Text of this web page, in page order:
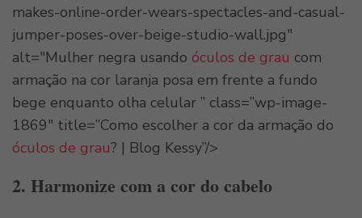
makes-online-order-wears-spectacles-and-casual-
jumper-poses-over-beige-studio-wall.jpg"
alt="Mulher negra usando óculos de grau com
armação na cor laranja posa em frente a fundo
bege enquanto olha celular ” class=”wp-image-
1869″ title=”Como escolher a cor da armação do
óculos de grau? | Blog Kessy”/>
2. Harmonize com a cor do cabelo